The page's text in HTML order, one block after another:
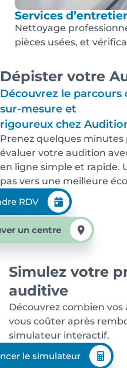
Services
Nettoyage
pièces usées, et
Dépister votre
Découvrez le parcours
sur-mesure et
rigoureux chez
Prenez quelques minutes
évaluer votre audition
en ligne simple et rapide.
pas vers une meilleure
RDV
un centre
Simulez votre
auditive
Découvrez combien
vous coûter après
simulateur interactif.
le simulateur